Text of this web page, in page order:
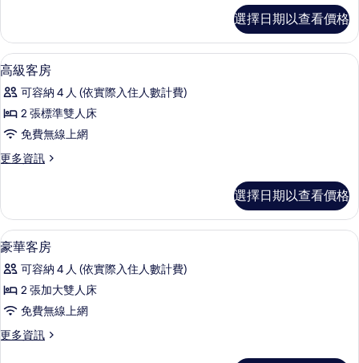
所
有
相
片
客
房
的
情
選擇日期以查看價格
顯
示
高
級
客
房
所
有
相
片
高級寢具、羽絨被、客房內保險箱、書
6
高級客房
可容納 4 人 (依實際入住人數計費)
2 張標準雙人床
免費無線上網
更多資訊
更
客
房
的
情
選擇日期以查看價格
顯
示
豪
華
客
房
高級寢具、羽絨被、客房內保險箱、書
4
豪華客房
可容納 4 人 (依實際入住人數計費)
2 張加大雙人床
免費無線上網
更多資訊
更